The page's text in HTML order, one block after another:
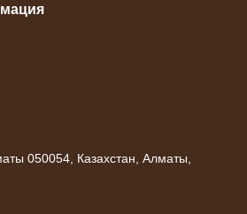
050054, Казахстан, Алматы,